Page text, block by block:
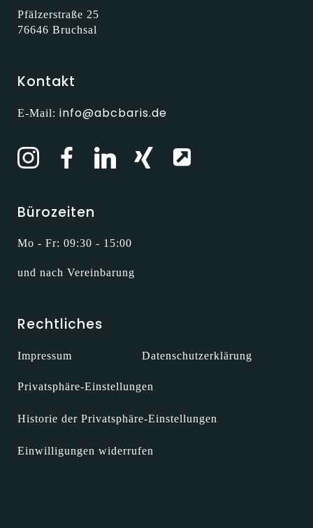
Pfälzerstraße 25
76646 Bruchsal
Kontakt
E-Mail: info@abcbaris.de
Bürozeiten
Mo - Fr: 09:30 - 15:00
und nach Vereinbarung
Rechtliches
Impressum Datenschutzerklärung
Privatsphäre-Einstellungen
Historie der Privatsphäre-Einstellungen
Einwilligungen widerrufen